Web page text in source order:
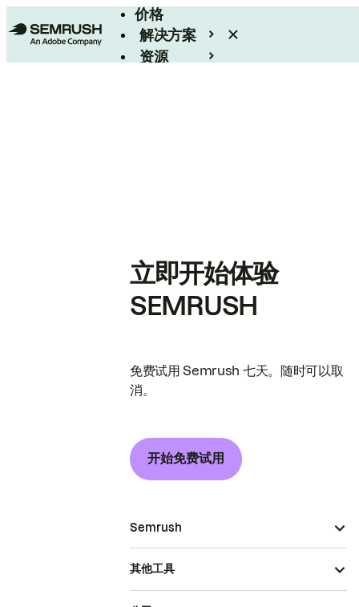
价格
解决方案
资源
立即开始体验
SEMRUSH
免费试用 Semrush 七天。随时可以取
消。
开始免费试用
Semrush
其他工具